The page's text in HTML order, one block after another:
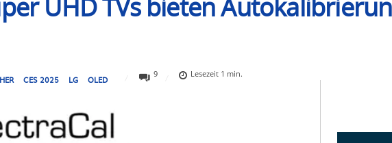
UHD TVs bieten
CES 2025 LG OLED
9 Lesezeit 1 min.